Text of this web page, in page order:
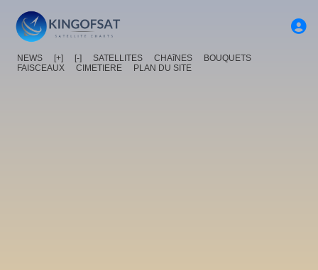
NEWS [+] [-] SATELLITES CHAîNES
BOUQUETS
FAISCEAUX
CIMETIERE PLAN DU SITE